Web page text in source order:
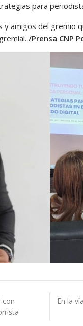
para
amigos del gremio
/Prensa CNP
con
En la